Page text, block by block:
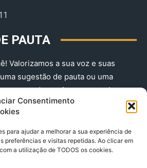
Consentimento
para ajudar a melhorar a sua experiência de
preferências e visitas repetidas. Ao clicar em
a utilização de TODOS os cookies.
PAUTA
Valorizamos a sua voz e suas
sugestão de pauta ou uma
contada, envie-nos agora!